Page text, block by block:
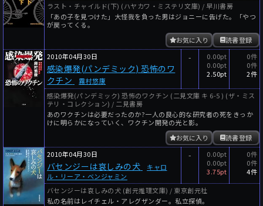
ラスト・チャイルド(下) (ハヤカワ・ミステリ文庫) / 早川書房
「あの子を見つけた」大怪我を負った男はジョニーに告げた。「やつ
が戻ってくる。
読書登録
お気に入り
2010年04月30日
感染爆発(パンデミック) 恐怖のワ
クチン
霧村悠康
-
0.00pt
0.00pt
2.50pt
0件
0件
2件
感染爆発(パンデミック) 恐怖のワクチン (二見文庫 キ 6-5 ) (ザ・ミス
テリ・コレクション) / 二見書房
あのワクチンは必要だったのか?一人の良心的な研究者の死をきっか
けに明らかになっていく、ワクチン開発の光と影。
読書登録
お気に入り
2010年04月30日
バセンジーは哀しみの犬
キャロ
ル・リーア・ベンジャミン
-
0.00pt
0.00pt
3.75pt
0件
0件
4件
バセンジーは哀しみの犬 (創元推理文庫) / 東京創元社
私の名前はレイチェル・アレグザンダー。私立探偵。